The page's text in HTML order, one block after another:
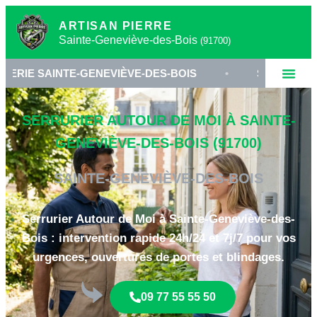
ARTISAN PIERRE
Sainte-Geneviève-des-Bois (91700)
GENEVIÈVE-DES-BOIS • SERRURIER 91700
SERRURIER AUTOUR DE MOI À SAINTE-
GENEVIÈVE-DES-BOIS (91700)
SAINTE-GENEVIÈVE-DES-BOIS
Serrurier Autour de Moi à Sainte-Geneviève-des-
Bois : intervention rapide 24h/24 et 7j/7 pour vos
urgences, ouvertures de portes et blindages.
09 77 55 55 50